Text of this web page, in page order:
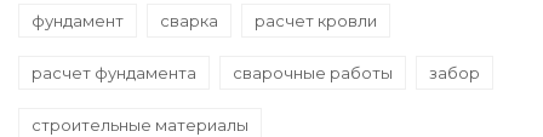
фундамент сварка расчет кровли
расчет фундамента сварочные работы забор
строительные материалы